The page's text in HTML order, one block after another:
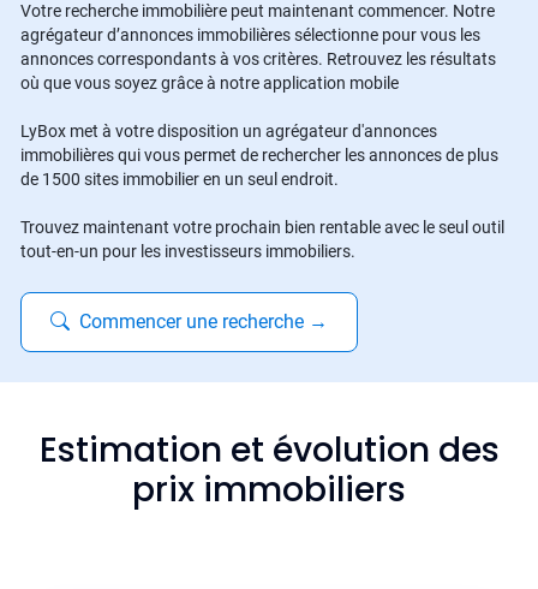
Votre recherche immobilière peut maintenant commencer. Notre
agrégateur d’annonces immobilières sélectionne pour vous les
annonces correspondants à vos critères. Retrouvez les résultats
où que vous soyez grâce à notre application mobile
LyBox met à votre disposition un agrégateur d'annonces
immobilières qui vous permet de rechercher les annonces de plus
de 1500 sites immobilier en un seul endroit.
Trouvez maintenant votre prochain bien rentable avec le seul outil
tout-en-un pour les investisseurs immobiliers.
Commencer une recherche →
Estimation et évolution des
prix immobiliers